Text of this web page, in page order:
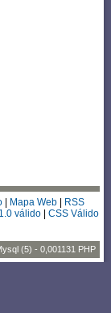
Mapa Web
RSS
válido
CSS Válido
(5) - 0,001131 PHP